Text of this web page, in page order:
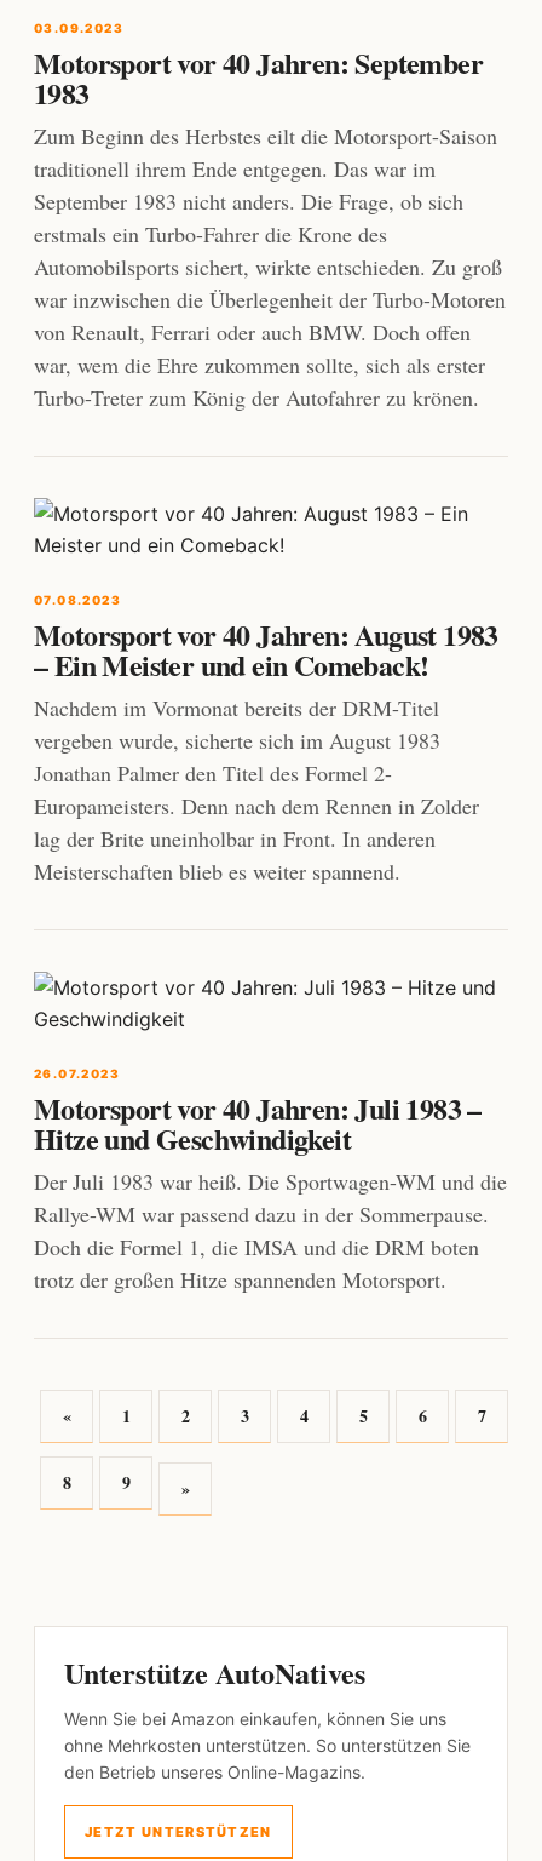
03.09.2023
Motorsport vor 40 Jahren: September
1983
Zum Beginn des Herbstes eilt die Motorsport-Saison
traditionell ihrem Ende entgegen. Das war im
September 1983 nicht anders. Die Frage, ob sich
erstmals ein Turbo-Fahrer die Krone des
Automobilsports sichert, wirkte entschieden. Zu groß
war inzwischen die Überlegenheit der Turbo-Motoren
von Renault, Ferrari oder auch BMW. Doch offen
war, wem die Ehre zukommen sollte, sich als erster
Turbo-Treter zum König der Autofahrer zu krönen.
07.08.2023
Motorsport vor 40 Jahren: August 1983
– Ein Meister und ein Comeback!
Nachdem im Vormonat bereits der DRM-Titel
vergeben wurde, sicherte sich im August 1983
Jonathan Palmer den Titel des Formel 2-
Europameisters. Denn nach dem Rennen in Zolder
lag der Brite uneinholbar in Front. In anderen
Meisterschaften blieb es weiter spannend.
26.07.2023
Motorsport vor 40 Jahren: Juli 1983 –
Hitze und Geschwindigkeit
Der Juli 1983 war heiß. Die Sportwagen-WM und die
Rallye-WM war passend dazu in der Sommerpause.
Doch die Formel 1, die IMSA und die DRM boten
trotz der großen Hitze spannenden Motorsport.
« 1 2 3 4 5 6 7
8 9 »
Unterstütze AutoNatives
Wenn Sie bei Amazon einkaufen, können Sie uns
ohne Mehrkosten unterstützen. So unterstützen Sie
den Betrieb unseres Online-Magazins.
JETZT UNTERSTÜTZEN